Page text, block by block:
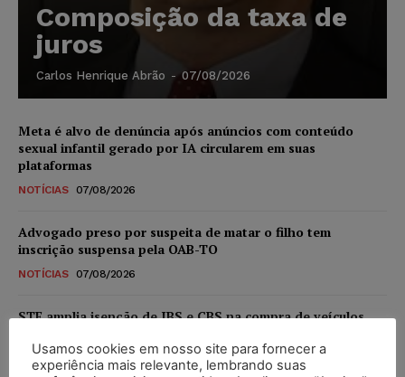
Composição da taxa de
juros
Carlos Henrique Abrão - 07/08/2026
Meta é alvo de denúncia após anúncios com conteúdo
sexual infantil gerado por IA circularem em suas
plataformas
NOTÍCIAS 07/08/2026
Advogado preso por suspeita de matar o filho tem
inscrição suspensa pela OAB-TO
NOTÍCIAS 07/08/2026
STF amplia isenção de IBS e CBS na compra de veículos
níveis
Usamos cookies em nosso site para fornecer a
experiência mais relevante, lembrando suas